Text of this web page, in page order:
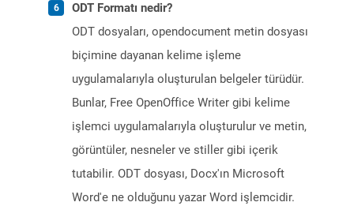
ODT Formatı nedir?
ODT dosyaları, opendocument metin dosyası
biçimine dayanan kelime işleme
uygulamalarıyla oluşturulan belgeler türüdür.
Bunlar, Free OpenOffice Writer gibi kelime
işlemci uygulamalarıyla oluşturulur ve metin,
görüntüler, nesneler ve stiller gibi içerik
tutabilir. ODT dosyası, Docx'ın Microsoft
Word'e ne olduğunu yazar Word işlemcidir.